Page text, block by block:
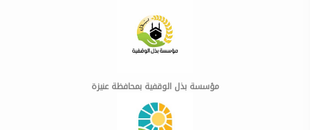
مؤسسة بذل الوقفية بمحافظة عنيزة